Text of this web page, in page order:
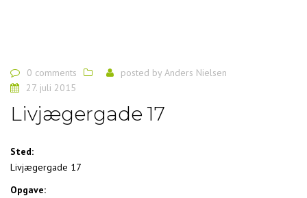
0 comments posted by Anders Nielsen
27. juli 2015
Livjægergade 17
Sted:
Livjægergade 17
Opgave: